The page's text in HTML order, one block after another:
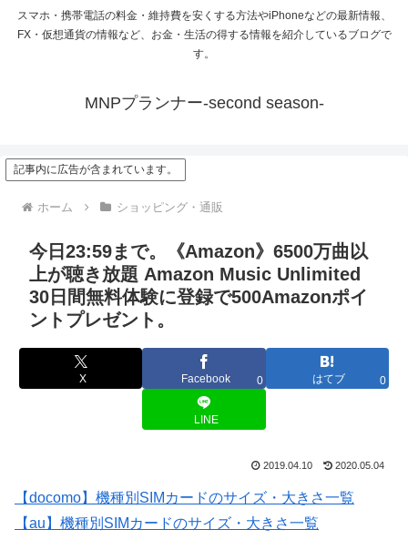
スマホ・携帯電話の料金・維持費を安くする方法やiPhoneなどの最新情報、
FX・仮想通貨の情報など、お金・生活の得する情報を紹介しているブログで
す。
MNPプランナー-second season-
記事内に広告が含まれています。
ホーム ショッピング・通販
今日23:59まで。《Amazon》6500万曲以
上が聴き放題 Amazon Music Unlimited
30日間無料体験に登録で500Amazonポイ
ントプレゼント。
X Facebook 0 はてブ 0
LINE
2019.04.10 2020.05.04
【docomo】機種別SIMカードのサイズ・大きさ一覧
【au】機種別SIMカードのサイズ・大きさ一覧